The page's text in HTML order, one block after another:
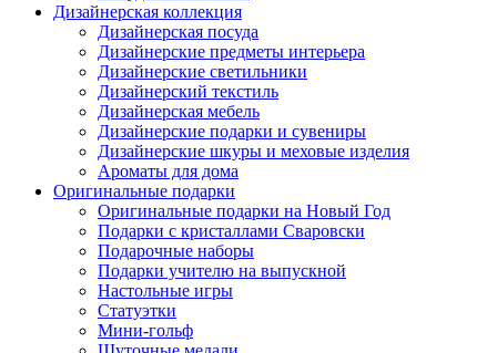
Дизайнерская коллекция
Дизайнерская посуда
Дизайнерские предметы интерьера
Дизайнерские светильники
Дизайнерский текстиль
Дизайнерская мебель
Дизайнерские подарки и сувениры
Дизайнерские шкуры и меховые изделия
Ароматы для дома
Оригинальные подарки
Оригинальные подарки на Новый Год
Подарки с кристаллами Сваровски
Подарочные наборы
Подарки учителю на выпускной
Настольные игры
Статуэтки
Мини-гольф